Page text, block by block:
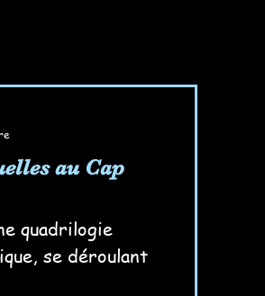
au Cap
quadrilogie
se déroulant